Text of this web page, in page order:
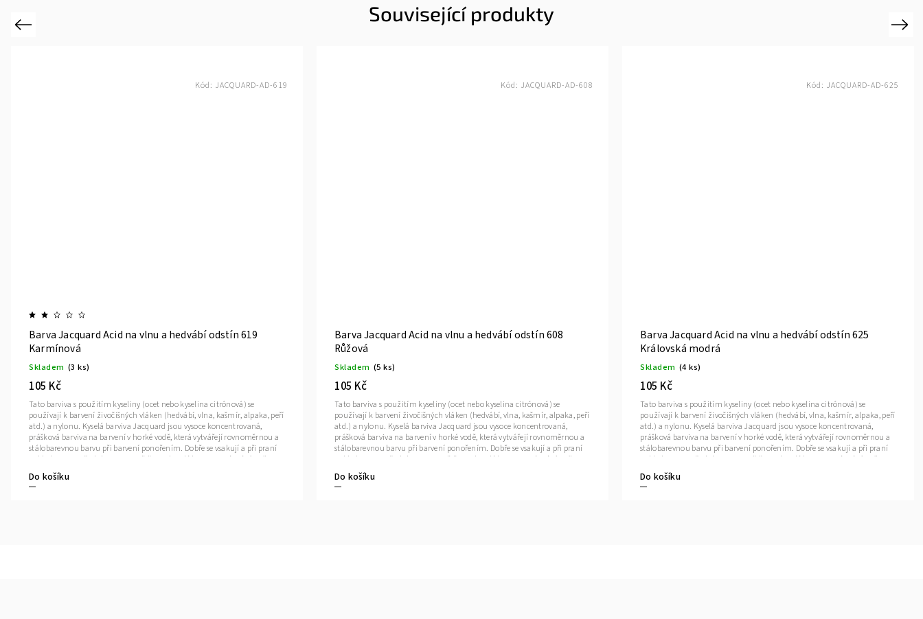
Související produkty
Previous
Barva Jacquard Acid na vlnu a hedvábí odstín 601
Sluneční žlutá
Skladem (3 ks)
105 Kč
Do košíku
Tato barviva s použitím kyseliny (ocet nebo kyselina citrónová) se
používají k barvení živočišných vláken (hedvábí, vlna, kašmír, alpaka, peří
atd.) a nylonu. Kyselá barviva Jacquard jsou vysoce koncentrovaná,
prášková barviva na barvení v horké vodě, která vytvářejí rovnoměrnou a
stálobarevnou barvu při barvení ponořením. Dobře se vsakují a při praní
neblednou. Ze všech barviv na světě jsou kyselá barviva známá tím, že
vytvářejí nejsytější barvy a paleta barviv Jacquard je nepřekonatelná svou
kvalitou, intenzitou a stálostí.
Kód: JACQUARD-AD-601
Barva Jacquard Acid na vlnu a hedvábí odstín 607
Lososová
Skladem (8 ks)
105 Kč
Do košíku
Tato barviva s použitím kyseliny (ocet nebo kyselina citrónová) se
používají k barvení živočišných vláken (hedvábí, vlna, kašmír, alpaka, peří
atd.) a nylonu. Kyselá barviva Jacquard jsou vysoce koncentrovaná,
prášková barviva na barvení v horké vodě, která vytvářejí rovnoměrnou a
stálobarevnou barvu při barvení ponořením. Dobře se vsakují a při praní
neblednou. Ze všech barviv na světě jsou kyselá barviva známá tím, že
vytvářejí nejsytější barvy a paleta barviv Jacquard je nepřekonatelná svou
kvalitou, intenzitou a stálostí.
Kód: JACQUARD-AD-607
Barva Jacquard Acid na vlnu a hedvábí odstín 616
Rezavá
Skladem (2 ks)
105 Kč
Do košíku
Tato barviva s použitím kyseliny (ocet nebo kyselina citrónová) se
používají k barvení živočišných vláken (hedvábí, vlna, kašmír, alpaka, peří
atd.) a nylonu. Kyselá barviva Jacquard jsou vysoce koncentrovaná,
prášková barviva na barvení v horké vodě, která vytvářejí rovnoměrnou a
stálobarevnou barvu při barvení ponořením. Dobře se vsakují a při praní
neblednou. Ze všech barviv na světě jsou kyselá barviva známá tím, že
vytvářejí nejsytější barvy a paleta barviv Jacquard je nepřekonatelná svou
kvalitou, intenzitou a stálostí.
Kód: JACQUARD-AD-616
Next